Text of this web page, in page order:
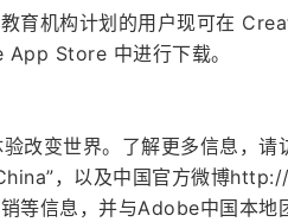
育机构计划的用户现可在
App Store 中进行下载。
改变世界。了解更多信息，
，以及中国官方微博
等信息，并与Adobe中国本地